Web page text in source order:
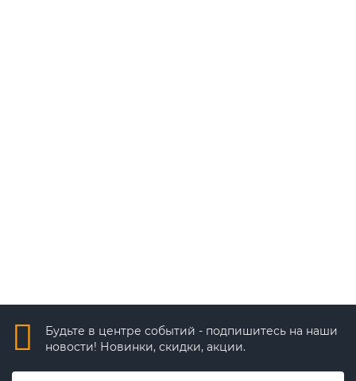
Будьте в центре событий - подпишитесь на наши
новости! Новинки, скидки, акции.